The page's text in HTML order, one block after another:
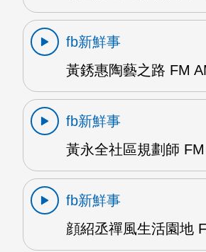
fb新鮮事
黃銹惠陶藝之路 FM
fb新鮮事
黃永全社區規劃師
fb新鮮事
顔紹丞禪風生活園地